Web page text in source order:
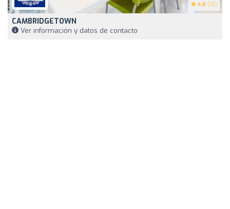
4.8 (19)
CAMBRIDGETOWN
Ver información y datos de contacto